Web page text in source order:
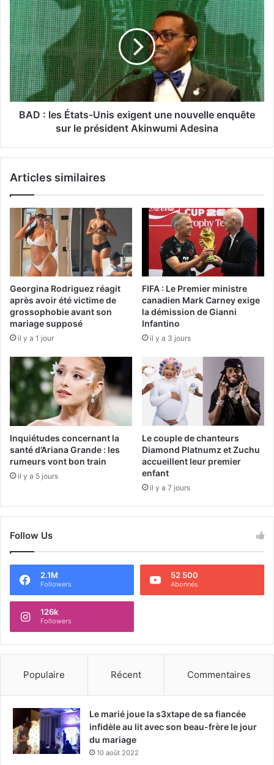
BAD : les États-Unis exigent une nouvelle enquête
sur le président Akinwumi Adesina
Articles similaires
Georgina Rodriguez réagit
après avoir été victime de
grossophobie avant son
mariage supposé
il y a 1 jour
FIFA : Le Premier ministre
canadien Mark Carney exige
la démission de Gianni
Infantino
il y a 3 jours
Inquiétudes concernant la
santé d’Ariana Grande : les
rumeurs vont bon train
il y a 5 jours
Le couple de chanteurs
Diamond Platnumz et Zuchu
accueillent leur premier
enfant
il y a 7 jours
Follow Us
2.1M
Followers
52 500
Abonnés
126k
Followers
Populaire Récent Commentaires
Le marié joue la s3xtape de sa fiancée
infidèle au lit avec son beau-frère le jour
du mariage
10 août 2022